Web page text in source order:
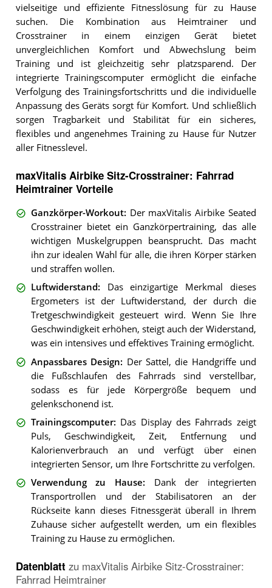
vielseitige und effiziente Fitnesslösung für zu Hause
suchen. Die Kombination aus Heimtrainer und
Crosstrainer in einem einzigen Gerät bietet
unvergleichlichen Komfort und Abwechslung beim
Training und ist gleichzeitig sehr platzsparend. Der
integrierte Trainingscomputer ermöglicht die einfache
Verfolgung des Trainingsfortschritts und die individuelle
Anpassung des Geräts sorgt für Komfort. Und schließlich
sorgen Tragbarkeit und Stabilität für ein sicheres,
flexibles und angenehmes Training zu Hause für Nutzer
aller Fitnesslevel.
maxVitalis Airbike Sitz-Crosstrainer: Fahrrad
Heimtrainer Vorteile
Ganzkörper-Workout: Der maxVitalis Airbike Seated
Crosstrainer bietet ein Ganzkörpertraining, das alle
wichtigen Muskelgruppen beansprucht. Das macht
ihn zur idealen Wahl für alle, die ihren Körper stärken
und straffen wollen.
Luftwiderstand: Das einzigartige Merkmal dieses
Ergometers ist der Luftwiderstand, der durch die
Tretgeschwindigkeit gesteuert wird. Wenn Sie Ihre
Geschwindigkeit erhöhen, steigt auch der Widerstand,
was ein intensives und effektives Training ermöglicht.
Anpassbares Design: Der Sattel, die Handgriffe und
die Fußschlaufen des Fahrrads sind verstellbar,
sodass es für jede Körpergröße bequem und
gelenkschonend ist.
Trainingscomputer: Das Display des Fahrrads zeigt
Puls, Geschwindigkeit, Zeit, Entfernung und
Kalorienverbrauch an und verfügt über einen
integrierten Sensor, um Ihre Fortschritte zu verfolgen.
Verwendung zu Hause: Dank der integrierten
Transportrollen und der Stabilisatoren an der
Rückseite kann dieses Fitnessgerät überall in Ihrem
Zuhause sicher aufgestellt werden, um ein flexibles
Training zu Hause zu ermöglichen.
Datenblatt zu maxVitalis Airbike Sitz-Crosstrainer:
Fahrrad Heimtrainer